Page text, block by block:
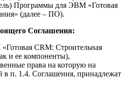
Программы для ЭВМ «Готовая
(далее – ПО).
Соглашения:
CRM: Строительная
и ее компоненты),
права на которую на
в п. 1.4. Соглашения, принадлежат